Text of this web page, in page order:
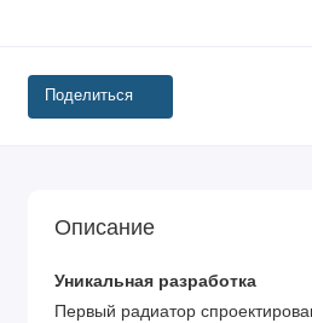
Поделиться
Описание
Уникальная разработка
Первый радиатор